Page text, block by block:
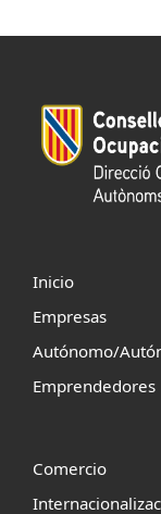
Inicio
Empresas
Autónomo/
Emprendedores
Comercio